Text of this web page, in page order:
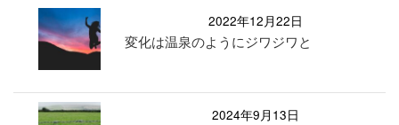
2022年12月22日
変化は温泉のようにジワジワと
2024年9月13日